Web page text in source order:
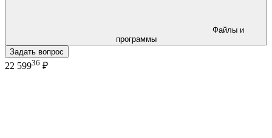
программы
Задать вопрос
22 59936 ₽